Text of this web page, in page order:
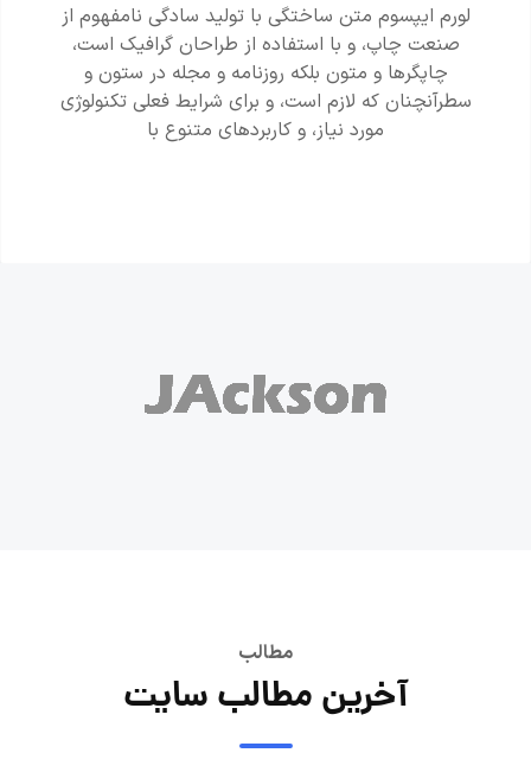
لورم ایپسوم متن ساختگی با تولید سادگی نامفهوم از
صنعت چاپ، و با استفاده از طراحان گرافیک است،
چاپگرها و متون بلکه روزنامه و مجله در ستون و
سطرآنچنان که لازم است، و برای شرایط فعلی تکنولوژی
مورد نیاز، و کاربردهای متنوع با
مطالب
آخرین مطالب سایت